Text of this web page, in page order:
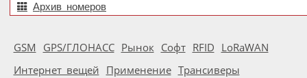
Архив номеров
GSM GPS/ГЛОНАСС Рынок Софт RFID LoRaWAN
Интернет вещей Применение Трансиверы